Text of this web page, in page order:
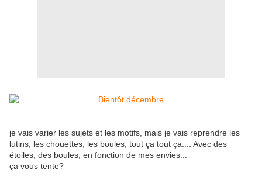
je vais varier les sujets et les motifs, mais je vais reprendre les
lutins, les chouettes, les boules, tout ça tout ça.... Avec des
étoiles, des boules, en fonction de mes envies...
ça vous tente?